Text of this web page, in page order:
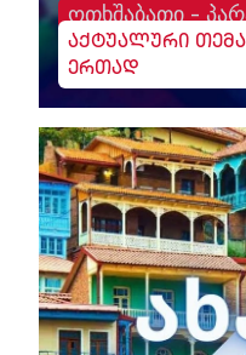
ოთხშაბათი -
აქტუალური
ერთად